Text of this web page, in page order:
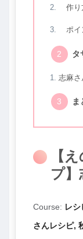
作り
ポイ
タ
志麻さ
ま
【
プ
Course: レ
さんレシピ,